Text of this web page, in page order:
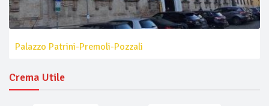
Palazzo Patrini-Premoli-Pozzali
Crema Utile